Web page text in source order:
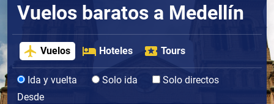
Vuelos baratos a Medellín
Vuelos Hoteles Tours
Ida y vuelta Solo ida
Solo directos
Desde